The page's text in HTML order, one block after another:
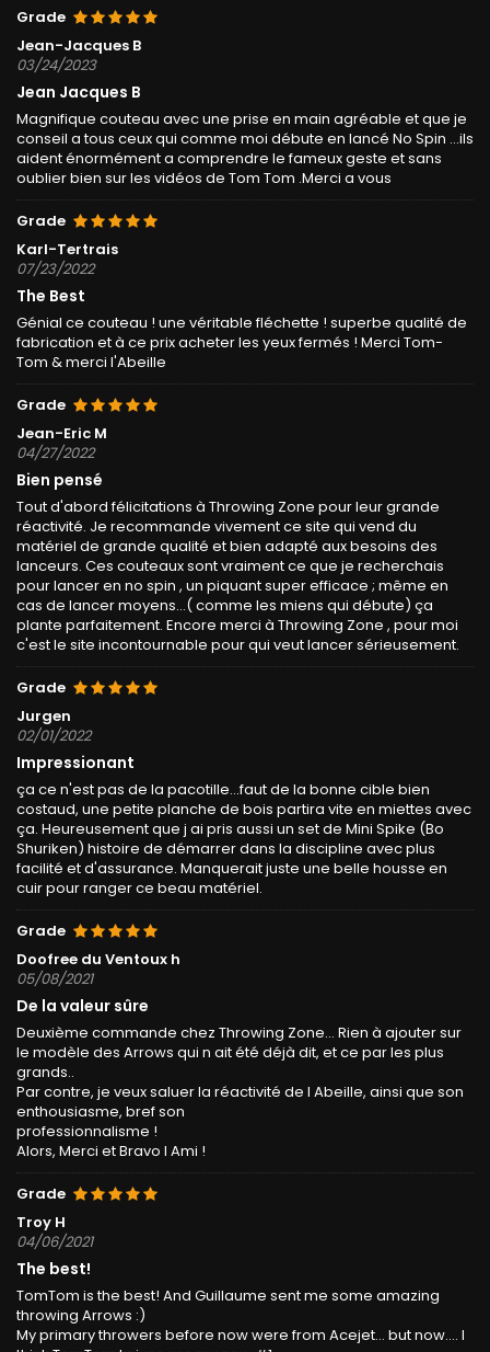
Grade
Jean-Jacques B
03/24/2023
Jean Jacques B
Magnifique couteau avec une prise en main agréable et que je
conseil a tous ceux qui comme moi débute en lancé No Spin ...ils
aident énormément a comprendre le fameux geste et sans
oublier bien sur les vidéos de Tom Tom .Merci a vous
Grade
Karl-Tertrais
07/23/2022
The Best
Génial ce couteau ! une véritable fléchette ! superbe qualité de
fabrication et à ce prix acheter les yeux fermés ! Merci Tom-
Tom & merci l'Abeille
Grade
Jean-Eric M
04/27/2022
Bien pensé
Tout d'abord félicitations à Throwing Zone pour leur grande
réactivité. Je recommande vivement ce site qui vend du
matériel de grande qualité et bien adapté aux besoins des
lanceurs. Ces couteaux sont vraiment ce que je recherchais
pour lancer en no spin , un piquant super efficace ; même en
cas de lancer moyens...( comme les miens qui débute) ça
plante parfaitement. Encore merci à Throwing Zone , pour moi
c'est le site incontournable pour qui veut lancer sérieusement.
Grade
Jurgen
02/01/2022
Impressionant
ça ce n'est pas de la pacotille...faut de la bonne cible bien
costaud, une petite planche de bois partira vite en miettes avec
ça. Heureusement que j ai pris aussi un set de Mini Spike (Bo
Shuriken) histoire de démarrer dans la discipline avec plus
facilité et d'assurance. Manquerait juste une belle housse en
cuir pour ranger ce beau matériel.
Grade
Doofree du Ventoux h
05/08/2021
De la valeur sûre
Deuxième commande chez Throwing Zone... Rien à ajouter sur
le modèle des Arrows qui n ait été déjà dit, et ce par les plus
grands..
Par contre, je veux saluer la réactivité de l Abeille, ainsi que son
enthousiasme, bref son
professionnalisme !
Alors, Merci et Bravo l Ami !
Grade
Troy H
04/06/2021
The best!
TomTom is the best! And Guillaume sent me some amazing
throwing Arrows :)
My primary throwers before now were from Acejet... but now.... I